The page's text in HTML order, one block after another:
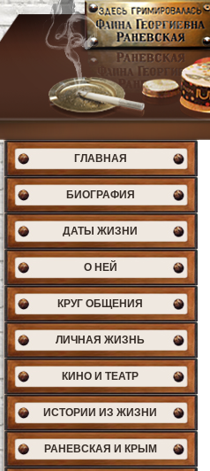
ГЛАВНАЯ
БИОГРАФИЯ
ДАТЫ ЖИЗНИ
О НЕЙ
КРУГ ОБЩЕНИЯ
ЛИЧНАЯ ЖИЗНЬ
КИНО И ТЕАТР
ИСТОРИИ ИЗ ЖИЗНИ
РАНЕВСКАЯ И КРЫМ